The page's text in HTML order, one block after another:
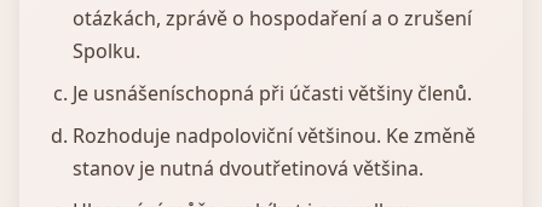
otázkách, zprávě o hospodaření a o zrušení
Spolku.
Je usnášeníschopná při účasti většiny členů.
Rozhoduje nadpoloviční většinou. Ke změně
stanov je nutná dvoutřetinová většina.